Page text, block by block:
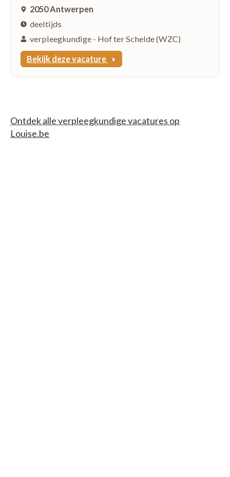
2050 Antwerpen
deeltijds
verpleegkundige - Hof ter Schelde (WZC)
Bekijk deze vacature
Ontdek alle verpleegkundige vacatures op
Louise.be